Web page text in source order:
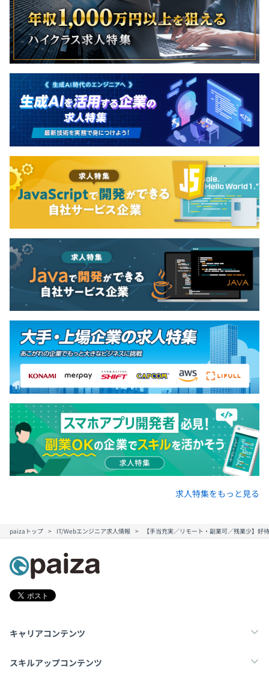
求人特集をもっと見る
paizaトップ IT/Webエンジニア求人情報 【手当充実／リモート・副業可／残業少】
キャリアコンテンツ
転職・キャリア
スキルアップコンテンツ